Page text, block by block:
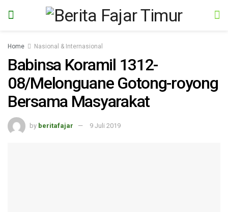
Home Nasional & Internasional
Babinsa Koramil 1312-
08/Melonguane Gotong-royong
Bersama Masyarakat
by beritafajar 9 Juli 2019